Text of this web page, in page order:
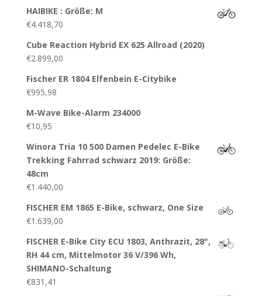
HAIBIKE : Größe: M
€4.418,70
Cube Reaction Hybrid EX 625 Allroad (2020)
€2.899,00
Fischer ER 1804 Elfenbein E-Citybike
€995,98
M-Wave Bike-Alarm 234000
€10,95
Winora Tria 10 500 Damen Pedelec E-Bike
Trekking Fahrrad schwarz 2019: Größe:
48cm
€1.440,00
FISCHER EM 1865 E-Bike, schwarz, One Size
€1.639,00
FISCHER E-Bike City ECU 1803, Anthrazit, 28",
RH 44 cm, Mittelmotor 36 V/396 Wh,
SHIMANO-Schaltung
€831,41